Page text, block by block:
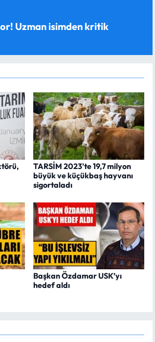
Uzman isimden kritik
TARSİM 2023'te 19,7 milyon
büyük ve küçükbaş hayvanı
sigortaladı
Başkan Özdamar USK’yı
hedef aldı